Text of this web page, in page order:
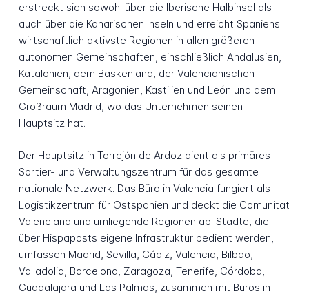
erstreckt sich sowohl über die Iberische Halbinsel als
auch über die Kanarischen Inseln und erreicht Spaniens
wirtschaftlich aktivste Regionen in allen größeren
autonomen Gemeinschaften, einschließlich Andalusien,
Katalonien, dem Baskenland, der Valencianischen
Gemeinschaft, Aragonien, Kastilien und León und dem
Großraum Madrid, wo das Unternehmen seinen
Hauptsitz hat.
Der Hauptsitz in Torrejón de Ardoz dient als primäres
Sortier- und Verwaltungszentrum für das gesamte
nationale Netzwerk. Das Büro in Valencia fungiert als
Logistikzentrum für Ostspanien und deckt die Comunitat
Valenciana und umliegende Regionen ab. Städte, die
über Hispaposts eigene Infrastruktur bedient werden,
umfassen Madrid, Sevilla, Cádiz, Valencia, Bilbao,
Valladolid, Barcelona, Zaragoza, Tenerife, Córdoba,
Guadalajara und Las Palmas, zusammen mit Büros in